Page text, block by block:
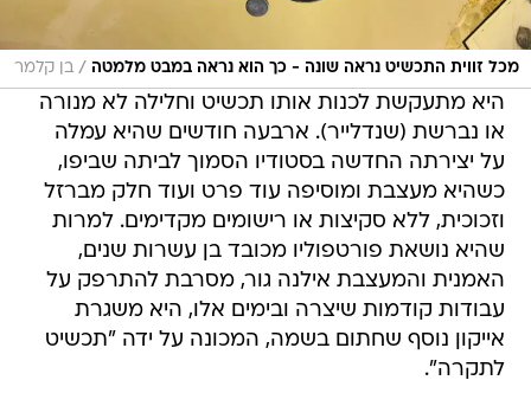
מכל זווית התכשיט נראה שונה - כך הוא נראה במבט מלמטה / בן קלמר
היא מתעקשת לכנות אותו תכשיט וחלילה לא מנורה
או נברשת (שנדלייר). ארבעה חודשים שהיא עמלה
על יצירתה החדשה בסטודיו הסמוך לביתה שביפו,
כשהיא מעצבת ומוסיפה עוד פרט ועוד חלק מברזל
וזכוכית, ללא סקיצות או רישומים מקדימים. למרות
שהיא נושאת פורטפוליו מכובד בן עשרות שנים,
האמנית והמעצבת אילנה גור, מסרבת להתרפק על
עבודות קודמות שיצרה ובימים אלו, היא משגרת
אייקון נוסף שחתום בשמה, המכונה על ידה "תכשיט
לתקרה".